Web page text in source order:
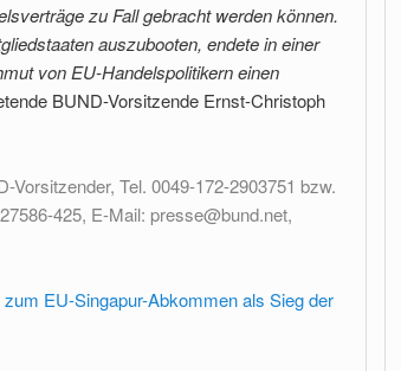
zu Fall gebracht werden können.
auszubooten, endete in einer
von EU-Handelspolitikern einen
BUND-Vorsitzende Ernst-Christoph
Vorsitzender, Tel. 0049-172-2903751 bzw.
425, E-Mail: presse@bund.net,
EU-Singapur-Abkommen als Sieg der